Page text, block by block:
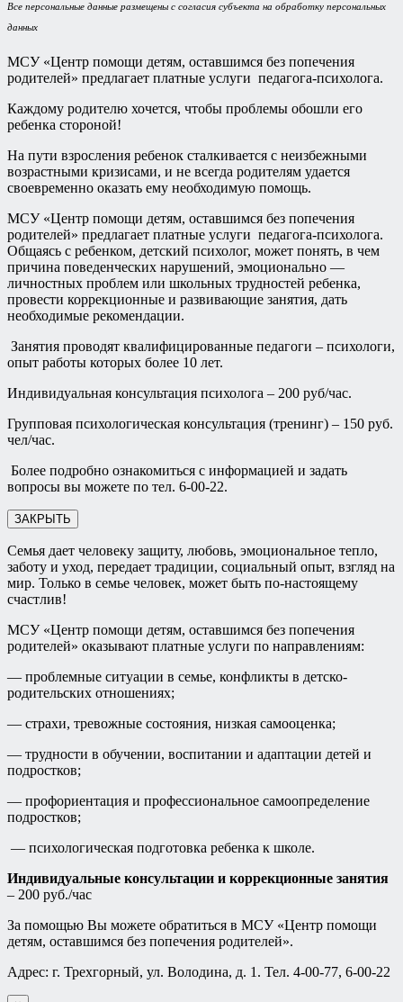
Все персональные данные размещены с согласия субъекта на обработку персональных
данных
МСУ «Центр помощи детям, оставшимся без попечения
родителей» предлагает платные услуги педагога-психолога.
Каждому родителю хочется, чтобы проблемы обошли его
ребенка стороной!
На пути взросления ребенок сталкивается с неизбежными
возрастными кризисами, и не всегда родителям удается
своевременно оказать ему необходимую помощь.
МСУ «Центр помощи детям, оставшимся без попечения
родителей» предлагает платные услуги педагога-психолога.
Общаясь с ребенком, детский психолог, может понять, в чем
причина поведенческих нарушений, эмоционально —
личностных проблем или школьных трудностей ребенка,
провести коррекционные и развивающие занятия, дать
необходимые рекомендации.
Занятия проводят квалифицированные педагоги – психологи,
опыт работы которых более 10 лет.
Индивидуальная консультация психолога – 200 руб/час.
Групповая психологическая консультация (тренинг) – 150 руб.
чел/час.
Более подробно ознакомиться с информацией и задать
вопросы вы можете по тел. 6-00-22.
ЗАКРЫТЬ
Семья дает человеку защиту, любовь, эмоциональное тепло,
заботу и уход, передает традиции, социальный опыт, взгляд на
мир. Только в семье человек, может быть по-настоящему
счастлив!
МСУ «Центр помощи детям, оставшимся без попечения
родителей» оказывают платные услуги по направлениям:
— проблемные ситуации в семье, конфликты в детско-
родительских отношениях;
— страхи, тревожные состояния, низкая самооценка;
— трудности в обучении, воспитании и адаптации детей и
подростков;
— профориентация и профессиональное самоопределение
подростков;
— психологическая подготовка ребенка к школе.
Индивидуальные консультации и коррекционные занятия
– 200 руб./час
За помощью Вы можете обратиться в МСУ «Центр помощи
детям, оставшимся без попечения родителей».
Адрес: г. Трехгорный, ул. Володина, д. 1. Тел. 4-00-77, 6-00-22